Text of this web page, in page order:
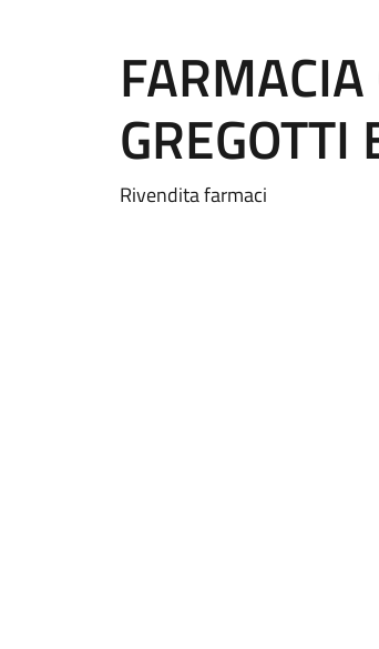
FARMACIA
GREGOTTI
Rivendita farmaci